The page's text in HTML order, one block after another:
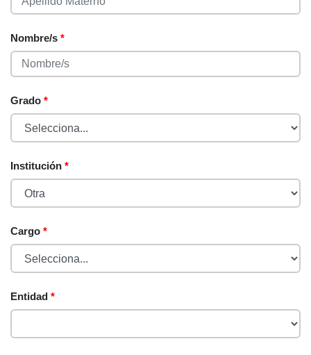
Nombre/s *
Grado *
Institución *
Cargo *
Entidad *